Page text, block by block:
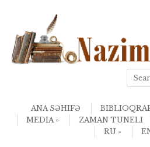
Menu
ANA SƏHIFƏ
MEDIA
ZAMAN TUNELI
RU